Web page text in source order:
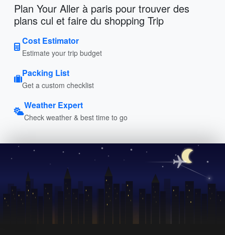
Plan Your Aller à paris pour trouver des
plans cul et faire du shopping Trip
Cost Estimator
Estimate your trip budget
Packing List
Get a custom checklist
Weather Expert
Check weather & best time to go